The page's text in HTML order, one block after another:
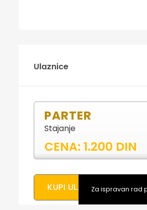
Ulaznice
PARTER
Stajanje
CENA: 1.200 DIN
KUPI ULAZNICE ONLAJN
Za ispravan rad